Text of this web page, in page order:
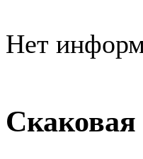
Нет
Скаковая